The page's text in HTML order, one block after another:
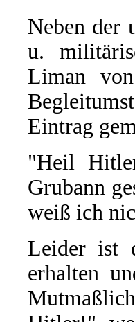
Neben der
u.
Liman
Eintrag
"Heil
Grubann
weiß ich
Leider ist
erhalten